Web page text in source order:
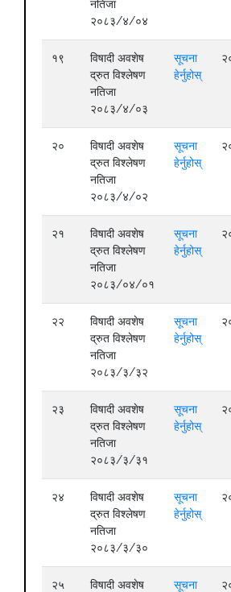
नतिजा
२०८३/४/०४
१९
विषादी अवशेष
द्रुत विश्लेषण
नतिजा
२०८३/४/०३
सूचना
हेर्नुहोस्
२०
विषादी अवशेष
द्रुत विश्लेषण
नतिजा
२०८३/४/०२
सूचना
हेर्नुहोस्
२१
विषादी अवशेष
द्रुत विश्लेषण
नतिजा
२०८३/०४/०१
सूचना
हेर्नुहोस्
२२
विषादी अवशेष
द्रुत विश्लेषण
नतिजा
२०८३/३/३२
सूचना
हेर्नुहोस्
२३
विषादी अवशेष
द्रुत विश्लेषण
नतिजा
२०८३/३/३१
सूचना
हेर्नुहोस्
२४
विषादी अवशेष
द्रुत विश्लेषण
नतिजा
२०८३/३/३०
सूचना
हेर्नुहोस्
२५
विषादी अवशेष
सूचना